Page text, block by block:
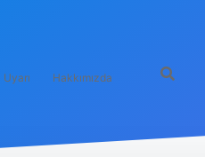
Hakkımızda